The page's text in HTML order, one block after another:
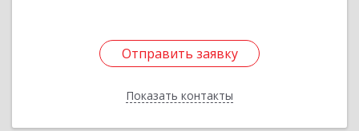
Отправить заявку
Показать контакты
Отправить заявку
Назад